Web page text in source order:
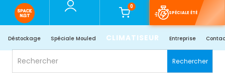
0
SPÉCIALE ÉTÉ
Déstockage Spéciale Mouled CLIMATISEUR Entreprise
Rechercher